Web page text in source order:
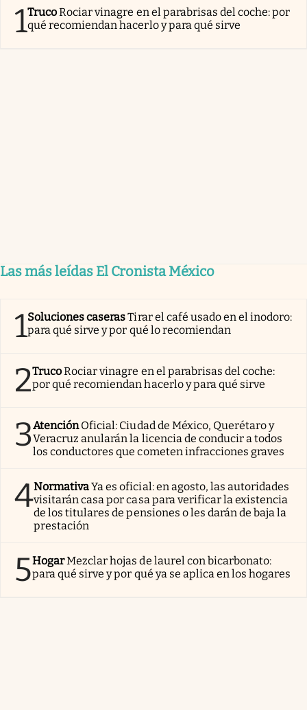
1TrucoRociar vinagre en el parabrisas del coche: por
qué recomiendan hacerlo y para qué sirve
Las más leídas El Cronista México
1Soluciones caserasTirar el café usado en el inodoro:
para qué sirve y por qué lo recomiendan
2TrucoRociar vinagre en el parabrisas del coche:
por qué recomiendan hacerlo y para qué sirve
3AtenciónOficial: Ciudad de México, Querétaro y
Veracruz anularán la licencia de conducir a todos
los conductores que cometen infracciones graves
4NormativaYa es oficial: en agosto, las autoridades
visitarán casa por casa para verificar la existencia
de los titulares de pensiones o les darán de baja la
prestación
5HogarMezclar hojas de laurel con bicarbonato:
para qué sirve y por qué ya se aplica en los hogares